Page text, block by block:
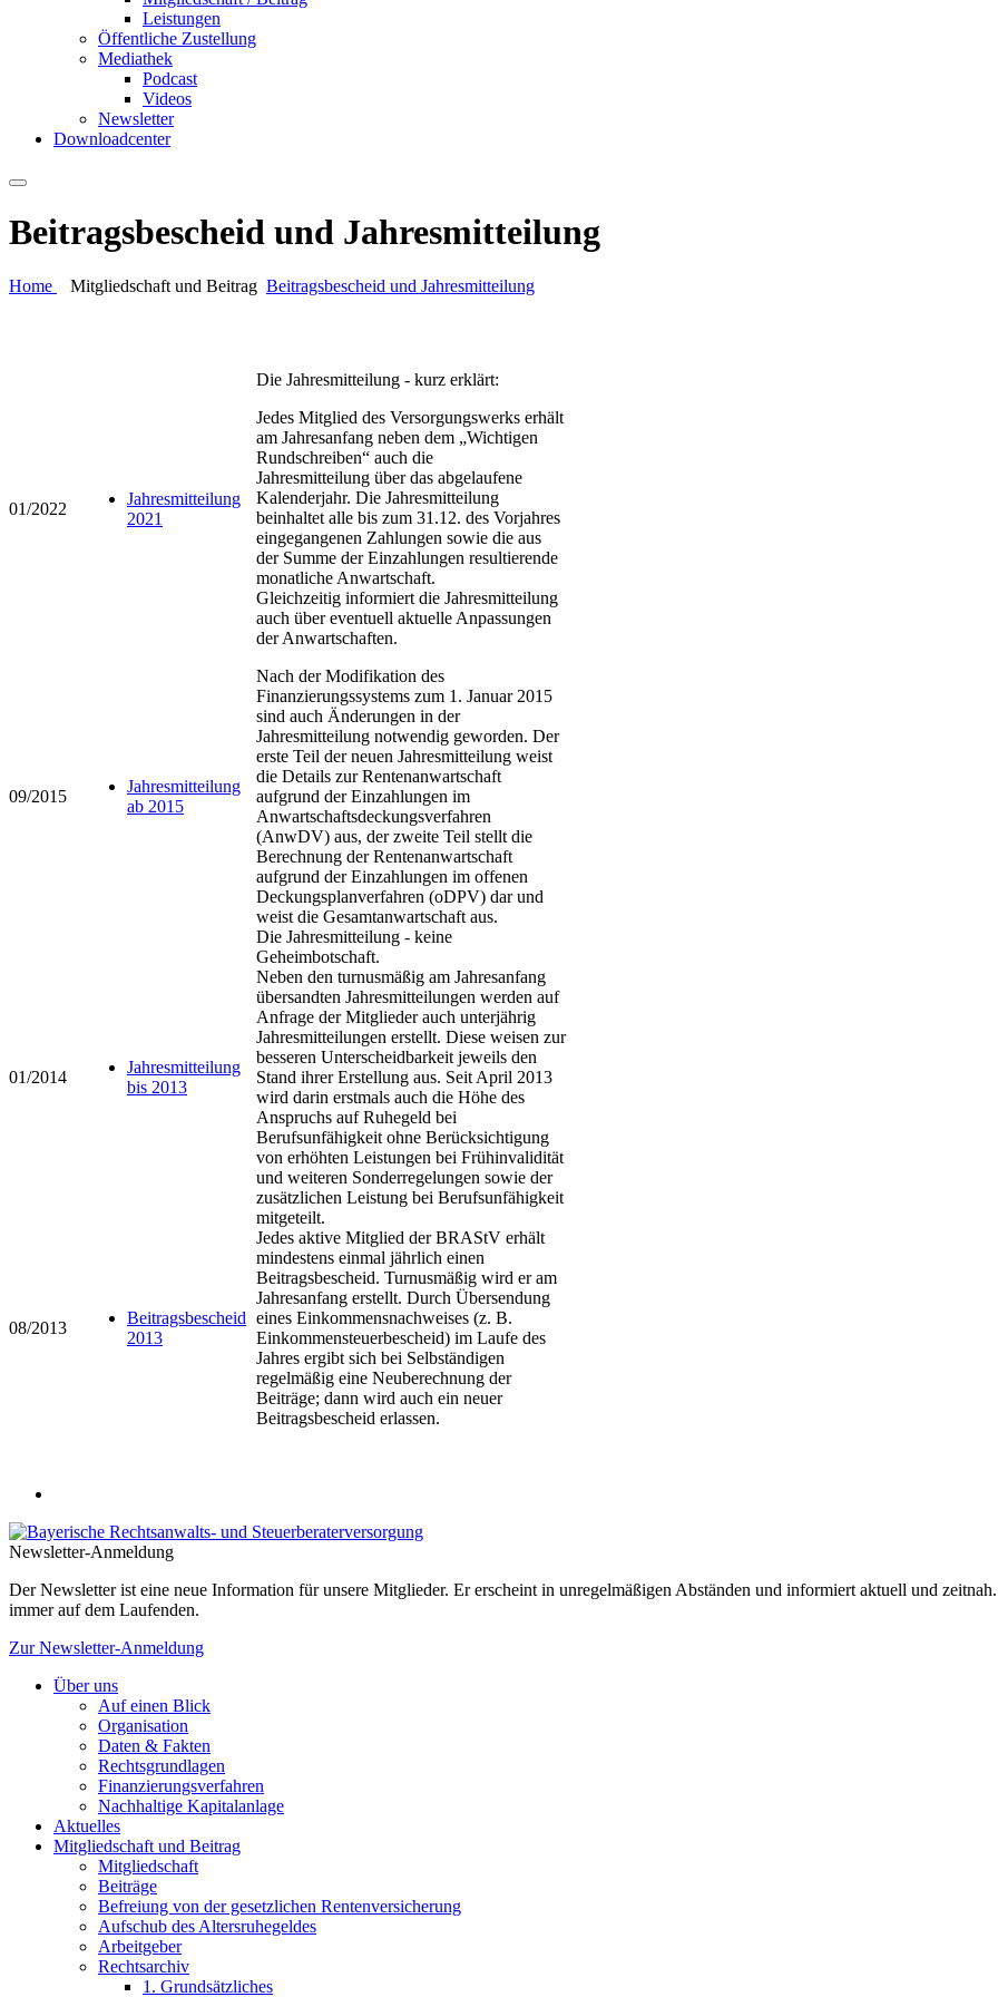
Leistungen
Öffentliche Zustellung
Mediathek
Podcast
Videos
Newsletter
Downloadcenter
Beitragsbescheid und Jahresmitteilung
Home Mitgliedschaft und Beitrag Beitragsbescheid und Jahresmitteilung
01/2022
Jahresmitteilung
2021
Die Jahresmitteilung - kurz erklärt:
Jedes Mitglied des Versorgungswerks erhält
am Jahresanfang neben dem „Wichtigen
Rundschreiben“ auch die
Jahresmitteilung über das abgelaufene
Kalenderjahr. Die Jahresmitteilung
beinhaltet alle bis zum 31.12. des Vorjahres
eingegangenen Zahlungen sowie die aus
der Summe der Einzahlungen resultierende
monatliche Anwartschaft.
Gleichzeitig informiert die Jahresmitteilung
auch über eventuell aktuelle Anpassungen
der Anwartschaften.
09/2015
Jahresmitteilung
ab 2015
Nach der Modifikation des
Finanzierungssystems zum 1. Januar 2015
sind auch Änderungen in der
Jahresmitteilung notwendig geworden. Der
erste Teil der neuen Jahresmitteilung weist
die Details zur Rentenanwartschaft
aufgrund der Einzahlungen im
Anwartschaftsdeckungsverfahren
(AnwDV) aus, der zweite Teil stellt die
Berechnung der Rentenanwartschaft
aufgrund der Einzahlungen im offenen
Deckungsplanverfahren (oDPV) dar und
weist die Gesamtanwartschaft aus.
01/2014
Jahresmitteilung
bis 2013
Die Jahresmitteilung - keine
Geheimbotschaft.
Neben den turnusmäßig am Jahresanfang
übersandten Jahresmitteilungen werden auf
Anfrage der Mitglieder auch unterjährig
Jahresmitteilungen erstellt. Diese weisen zur
besseren Unterscheidbarkeit jeweils den
Stand ihrer Erstellung aus. Seit April 2013
wird darin erstmals auch die Höhe des
Anspruchs auf Ruhegeld bei
Berufsunfähigkeit ohne Berücksichtigung
von erhöhten Leistungen bei Frühinvalidität
und weiteren Sonderregelungen sowie der
zusätzlichen Leistung bei Berufsunfähigkeit
mitgeteilt.
08/2013
Beitragsbescheid
2013
Jedes aktive Mitglied der BRAStV erhält
mindestens einmal jährlich einen
Beitragsbescheid. Turnusmäßig wird er am
Jahresanfang erstellt. Durch Übersendung
eines Einkommensnachweises (z. B.
Einkommensteuerbescheid) im Laufe des
Jahres ergibt sich bei Selbständigen
regelmäßig eine Neuberechnung der
Beiträge; dann wird auch ein neuer
Beitragsbescheid erlassen.
Newsletter-Anmeldung
Der Newsletter ist eine neue Information für unsere Mitglieder. Er erscheint in unregelmäßigen Abständen und informiert aktuell und
immer auf dem Laufenden.
Zur Newsletter-Anmeldung
Über uns
Auf einen Blick
Organisation
Daten & Fakten
Rechtsgrundlagen
Finanzierungsverfahren
Nachhaltige Kapitalanlage
Aktuelles
Mitgliedschaft und Beitrag
Mitgliedschaft
Beiträge
Befreiung von der gesetzlichen Rentenversicherung
Aufschub des Altersruhegeldes
Arbeitgeber
Rechtsarchiv
1. Grundsätzliches